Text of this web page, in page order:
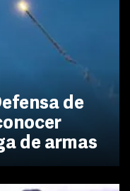
de
de armas